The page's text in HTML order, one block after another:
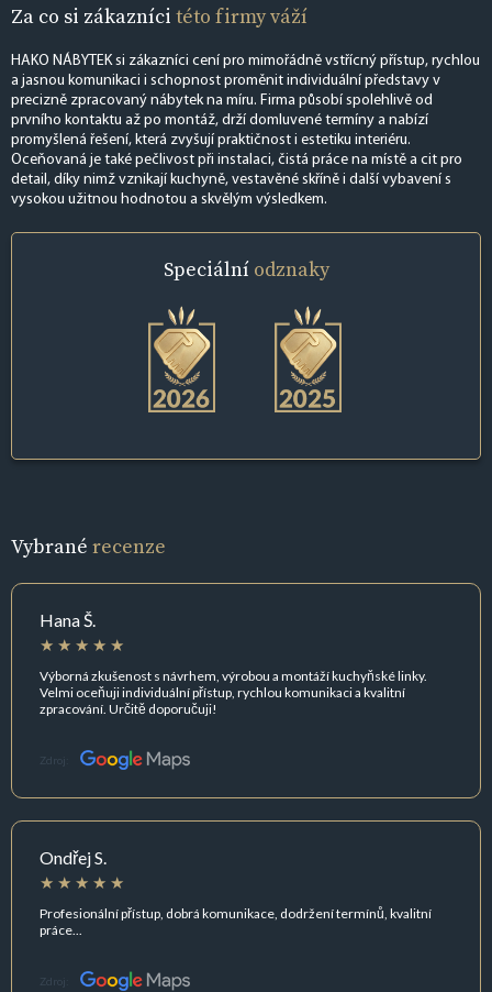
Za co si zákazníci této firmy váží
HAKO NÁBYTEK si zákazníci cení pro mimořádně vstřícný přístup, rychlou
a jasnou komunikaci i schopnost proměnit individuální představy v
precizně zpracovaný nábytek na míru. Firma působí spolehlivě od
prvního kontaktu až po montáž, drží domluvené termíny a nabízí
promyšlená řešení, která zvyšují praktičnost i estetiku interiéru.
Oceňovaná je také pečlivost při instalaci, čistá práce na místě a cit pro
detail, díky nimž vznikají kuchyně, vestavěné skříně i další vybavení s
vysokou užitnou hodnotou a skvělým výsledkem.
Speciální odznaky
Vybrané recenze
Hana Š.
Výborná zkušenost s návrhem, výrobou a montáží kuchyňské linky.
Velmi oceňuji individuální přístup, rychlou komunikaci a kvalitní
zpracování. Určitě doporučuji!
Zdroj:
Ondřej S.
Profesionální přístup, dobrá komunikace, dodržení termínů, kvalitní
práce...
Zdroj: